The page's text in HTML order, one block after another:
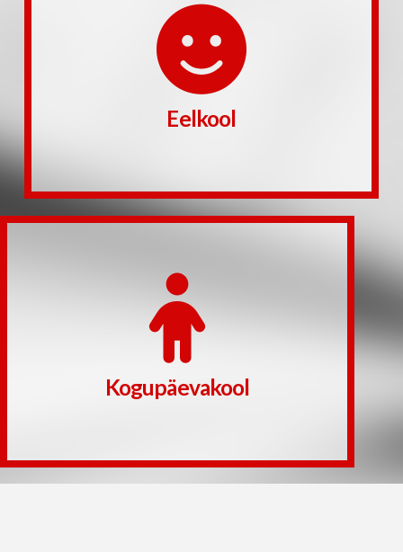
Eelkool
lapsed, et koos kooliks valmistuda. Mänguliselt õpitakse
selgeks tähed ja numbrid, saadakse algteadmised
lugemisest, kirjutamisest ja arvutamisest, õpitakse
tundma loodust ning enda ümbrust, lahendatakse
nuputamisülesandeid, eelkoolis saab meisterdada ja
kunsti ning muusikaga tegeleda. Peame väga oluliseks,
Kogupäevakool
Koolituskeskuse kogupäevakool on mõeldud 1.- 2. klassi
lastele. Kogupäevakoolis saab õpetaja juhendamisel teha
ära kodused tööd, käia huviringides ja jääb aega ka
sõpradega mängimiseks.
Loe edasi